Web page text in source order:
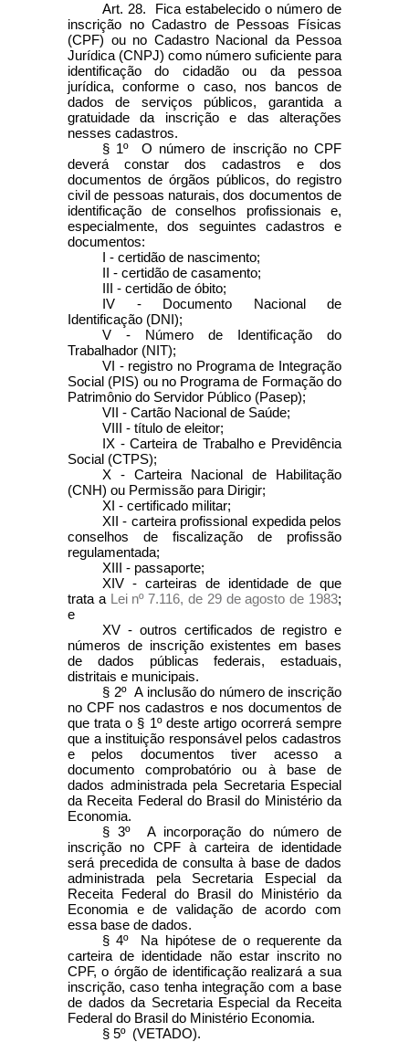
Art. 28. Fica estabelecido o número de
inscrição no Cadastro de Pessoas Físicas
(CPF) ou no Cadastro Nacional da Pessoa
Jurídica (CNPJ) como número suficiente para
identificação do cidadão ou da pessoa
jurídica, conforme o caso, nos bancos de
dados de serviços públicos, garantida a
gratuidade da inscrição e das alterações
nesses cadastros.
§ 1º O número de inscrição no CPF
deverá constar dos cadastros e dos
documentos de órgãos públicos, do registro
civil de pessoas naturais, dos documentos de
identificação de conselhos profissionais e,
especialmente, dos seguintes cadastros e
documentos:
I - certidão de nascimento;
II - certidão de casamento;
III - certidão de óbito;
IV - Documento Nacional de
Identificação (DNI);
V - Número de Identificação do
Trabalhador (NIT);
VI - registro no Programa de Integração
Social (PIS) ou no Programa de Formação do
Patrimônio do Servidor Público (Pasep);
VII - Cartão Nacional de Saúde;
VIII - título de eleitor;
IX - Carteira de Trabalho e Previdência
Social (CTPS);
X - Carteira Nacional de Habilitação
(CNH) ou Permissão para Dirigir;
XI - certificado militar;
XII - carteira profissional expedida pelos
conselhos de fiscalização de profissão
regulamentada;
XIII - passaporte;
XIV - carteiras de identidade de que
trata a Lei nº 7.116, de 29 de agosto de 1983;
e
XV - outros certificados de registro e
números de inscrição existentes em bases
de dados públicas federais, estaduais,
distritais e municipais.
§ 2º A inclusão do número de inscrição
no CPF nos cadastros e nos documentos de
que trata o § 1º deste artigo ocorrerá sempre
que a instituição responsável pelos cadastros
e pelos documentos tiver acesso a
documento comprobatório ou à base de
dados administrada pela Secretaria Especial
da Receita Federal do Brasil do Ministério da
Economia.
§ 3º A incorporação do número de
inscrição no CPF à carteira de identidade
será precedida de consulta à base de dados
administrada pela Secretaria Especial da
Receita Federal do Brasil do Ministério da
Economia e de validação de acordo com
essa base de dados.
§ 4º Na hipótese de o requerente da
carteira de identidade não estar inscrito no
CPF, o órgão de identificação realizará a sua
inscrição, caso tenha integração com a base
de dados da Secretaria Especial da Receita
Federal do Brasil do Ministério Economia.
§ 5º (VETADO).